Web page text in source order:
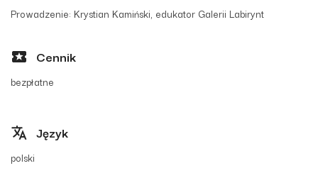
Prowadzenie: Krystian Kamiński, edukator Galerii Labirynt
Cennik
bezpłatne
Język
polski